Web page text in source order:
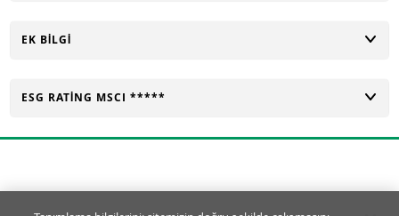
AÇ
EK BILGI
AÇ
ESG RATING MSCI *****
Tanımlama Bilgisi Ayarları